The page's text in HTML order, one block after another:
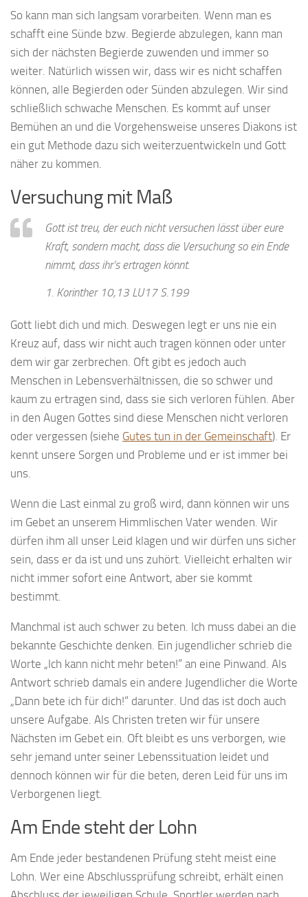
So kann man sich langsam vorarbeiten. Wenn man es
schafft eine Sünde bzw. Begierde abzulegen, kann man
sich der nächsten Begierde zuwenden und immer so
weiter. Natürlich wissen wir, dass wir es nicht schaffen
können, alle Begierden oder Sünden abzulegen. Wir sind
schließlich schwache Menschen. Es kommt auf unser
Bemühen an und die Vorgehensweise unseres Diakons ist
ein gut Methode dazu sich weiterzuentwickeln und Gott
näher zu kommen.
Versuchung mit Maß
Gott ist treu, der euch nicht versuchen lässt über eure
Kraft, sondern macht, dass die Versuchung so ein Ende
nimmt, dass ihr’s ertragen könnt.
1. Korinther 10,13 LU17 S.199
Gott liebt dich und mich. Deswegen legt er uns nie ein
Kreuz auf, dass wir nicht auch tragen können oder unter
dem wir gar zerbrechen. Oft gibt es jedoch auch
Menschen in Lebensverhältnissen, die so schwer und
kaum zu ertragen sind, dass sie sich verloren fühlen. Aber
in den Augen Gottes sind diese Menschen nicht verloren
oder vergessen (siehe Gutes tun in der Gemeinschaft). Er
kennt unsere Sorgen und Probleme und er ist immer bei
uns.
Wenn die Last einmal zu groß wird, dann können wir uns
im Gebet an unserem Himmlischen Vater wenden. Wir
dürfen ihm all unser Leid klagen und wir dürfen uns sicher
sein, dass er da ist und uns zuhört. Vielleicht erhalten wir
nicht immer sofort eine Antwort, aber sie kommt
bestimmt.
Manchmal ist auch schwer zu beten. Ich muss dabei an die
bekannte Geschichte denken. Ein jugendlicher schrieb die
Worte „Ich kann nicht mehr beten!“ an eine Pinwand. Als
Antwort schrieb damals ein andere Jugendlicher die Worte
„Dann bete ich für dich!“ darunter. Und das ist doch auch
unsere Aufgabe. Als Christen treten wir für unsere
Nächsten im Gebet ein. Oft bleibt es uns verborgen, wie
sehr jemand unter seiner Lebenssituation leidet und
dennoch können wir für die beten, deren Leid für uns im
Verborgenen liegt.
Am Ende steht der Lohn
Am Ende jeder bestandenen Prüfung steht meist eine
Lohn. Wer eine Abschlussprüfung schreibt, erhält einen